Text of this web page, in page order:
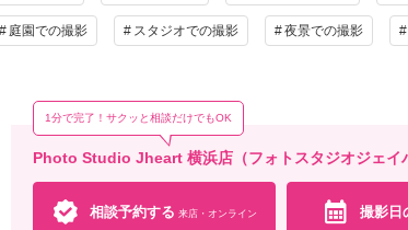
庭園での撮影 スタジオでの撮影 夜景での撮影
Photo Studio Jheart 横浜店（フォトスタジオジェイ
1分で完了！サクッと相談だけでもOK
相談予約する 来店・オンライン 撮影日